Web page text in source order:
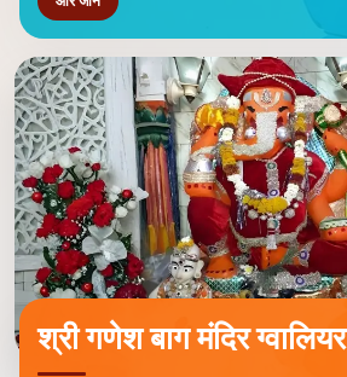
श्री गणेश बाग मंदिर ग्वालियर